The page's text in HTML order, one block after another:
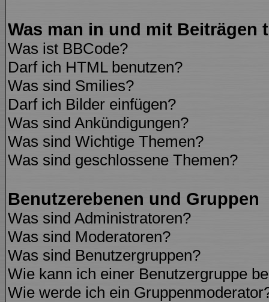
Was man in und mit Beiträgen
Was ist BBCode?
Darf ich HTML benutzen?
Was sind Smilies?
Darf ich Bilder einfügen?
Was sind Ankündigungen?
Was sind Wichtige Themen?
Was sind geschlossene Themen?
Benutzerebenen und Gruppen
Was sind Administratoren?
Was sind Moderatoren?
Was sind Benutzergruppen?
Wie kann ich einer Benutzergruppe
Wie werde ich ein